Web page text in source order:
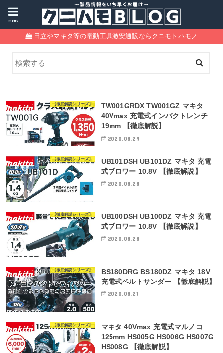
menu
日立やマキタ等の電動工具激安通販ならクニモトハモノ
【徹底解説シリーズ】
TW001GRDX TW001GZ マキタ
40Vmax 充電式インパクトレンチ
19mm 【徹底解説】
2020.08.29
【徹底解説シリーズ】
UB101DSH UB101DZ マキタ 充電
式ブロワー 10.8V 【徹底解説】
2020.08.28
【徹底解説シリーズ】
UB100DSH UB100DZ マキタ 充電
式ブロワー 10.8V 【徹底解説】
2020.08.28
【徹底解説シリーズ】
BS180DRG BS180DZ マキタ 18V
充電式ベルトサンダー 【徹底解説】
2020.08.21
【徹底解説シリーズ】
マキタ 40Vmax 充電式マルノコ
125mm HS005G HS006G HS007G
HS008G 【徹底解説】